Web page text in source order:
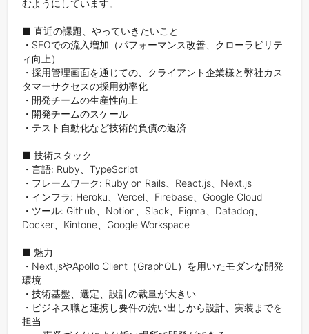
むようにしています。
■ 直近の課題、やっていきたいこと
・SEOでの流入増加（パフォーマンス改善、クローラビリテ
ィ向上）
・採用管理画面を通じての、クライアント企業様と弊社カス
タマーサクセスの採用効率化
・開発チームの生産性向上
・開発チームのスケール
・テスト自動化など技術的負債の返済
■ 技術スタック
・言語: Ruby、TypeScript
・フレームワーク: Ruby on Rails、React.js、Next.js
・インフラ: Heroku、Vercel、Firebase、Google Cloud
・ツール: Github、Notion、Slack、Figma、Datadog、
Docker、Kintone、Google Workspace
■ 魅力
・Next.jsやApollo Client（GraphQL）を用いたモダンな開発
環境
・技術基盤、選定、設計の裁量が大きい
・ビジネス職と連携し要件の洗い出しから設計、実装までを
担当